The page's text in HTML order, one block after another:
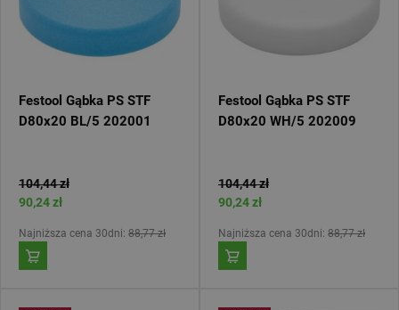
Festool Gąbka PS STF
D80x20 BL/5 202001
104,44 zł
90,24 zł
Najniższa cena 30dni: 88,77 zł
Festool Gąbka PS STF
D80x20 WH/5 202009
104,44 zł
90,24 zł
Najniższa cena 30dni: 88,77 zł